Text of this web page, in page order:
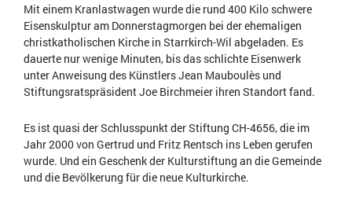
Mit einem Kranlastwagen wurde die rund 400 Kilo schwere
Eisenskulptur am Donnerstagmorgen bei der ehemaligen
christkatholischen Kirche in Starrkirch-Wil abgeladen. Es
dauerte nur wenige Minuten, bis das schlichte Eisenwerk
unter Anweisung des Künstlers Jean Mauboulès und
Stiftungsratspräsident Joe Birchmeier ihren Standort fand.
Es ist quasi der Schlusspunkt der Stiftung CH-4656, die im
Jahr 2000 von Gertrud und Fritz Rentsch ins Leben gerufen
wurde. Und ein Geschenk der Kulturstiftung an die Gemeinde
und die Bevölkerung für die neue Kulturkirche.